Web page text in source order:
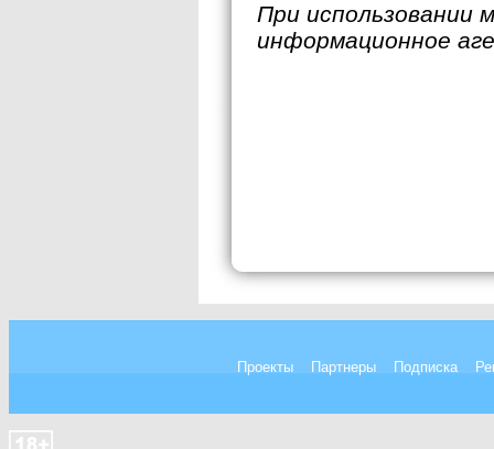
При использовании
информационное
Проекты Партнеры Подписка